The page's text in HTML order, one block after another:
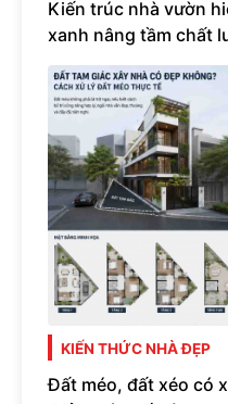
Kiến trúc nhà vườn
xanh nâng tầm chất
KIẾN THỨC NHÀ ĐẸP
Đất méo, đất xéo có